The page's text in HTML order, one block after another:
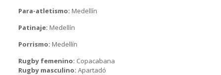
Para-atletismo: Medellín
Patinaje: Medellín
Porrismo: Medellín
Rugby femenino: Copacabana
Rugby masculino: Apartadó